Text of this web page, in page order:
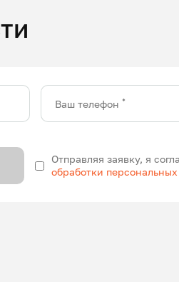
Ваш телефон *
Отправляя заявку, я
обработки